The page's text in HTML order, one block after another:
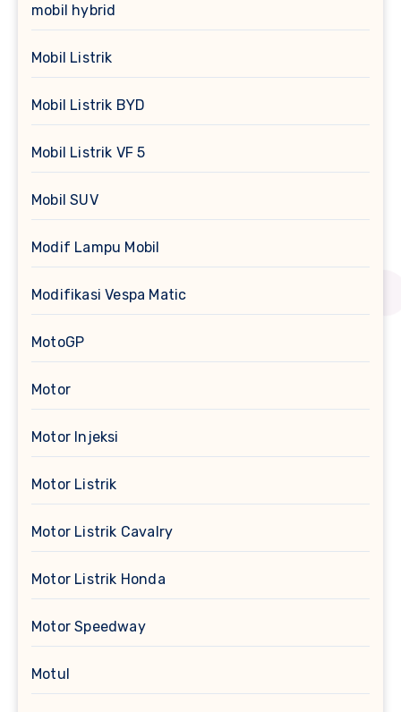
mobil hybrid
Mobil Listrik
Mobil Listrik BYD
Mobil Listrik VF 5
Mobil SUV
Modif Lampu Mobil
Modifikasi Vespa Matic
MotoGP
Motor
Motor Injeksi
Motor Listrik
Motor Listrik Cavalry
Motor Listrik Honda
Motor Speedway
Motul